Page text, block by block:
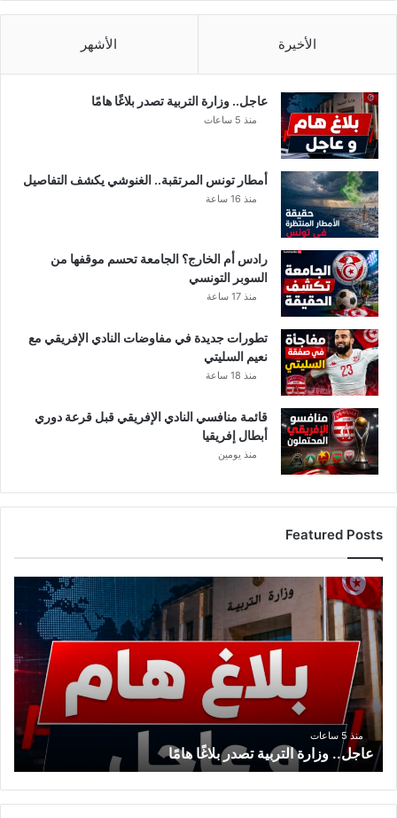
الأخيرة الأشهر
عاجل.. وزارة التربية تصدر بلاغًا هامًا
منذ 5 ساعات
أمطار تونس المرتقبة.. الغنوشي يكشف التفاصيل
منذ 16 ساعة
رادس أم الخارج؟ الجامعة تحسم موقفها من
السوبر التونسي
منذ 17 ساعة
تطورات جديدة في مفاوضات النادي الإفريقي مع
نعيم السليتي
منذ 18 ساعة
قائمة منافسي النادي الإفريقي قبل قرعة دوري
أبطال إفريقيا
منذ يومين
Featured Posts
عاجل..
وزارة
التربية
تصدر
بلاغًا
هامًا
منذ 5 ساعات
عاجل.. وزارة التربية تصدر بلاغًا هامًا